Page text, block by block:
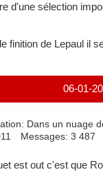
d'une sélection
finition de Lepaul il
06-01-
Dans un nuage
Messages: 3 487
est out c'est que